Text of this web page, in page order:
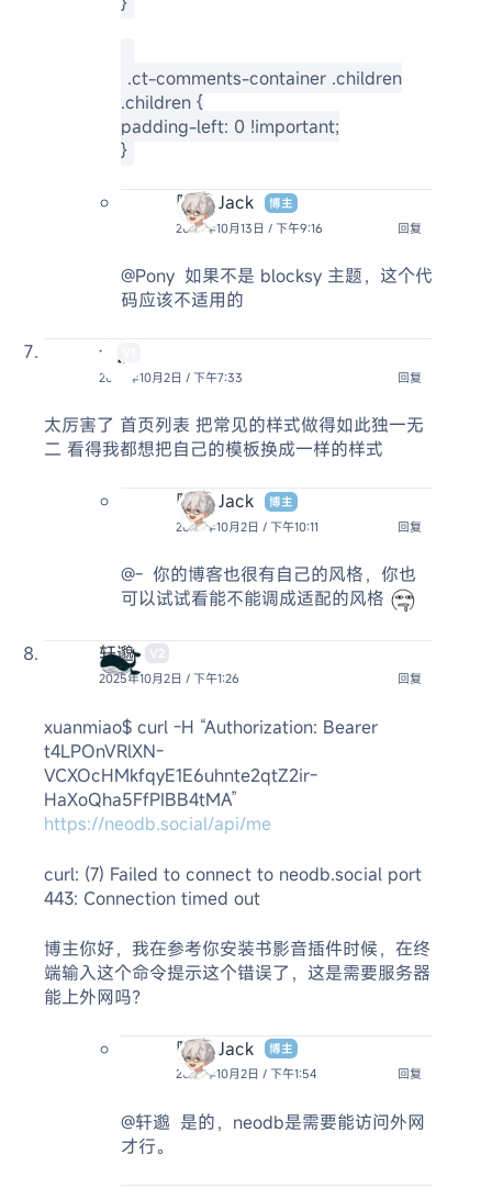
.ct-comments-container .children
.children {
padding-left: 0 !important;
}
阿杰 Jack
博主
2025年10月13日 / 下午9:16
回复
@Pony 如果不是 blocksy 主题，这个代
码应该不适用的
-
2025年10月2日 / 下午7:33
回复
太厉害了 首页列表 把常见的样式做得如此独一无
二 看得我都想把自己的模板换成一样的样式
阿杰 Jack
博主
2025年10月2日 / 下午10:11
回复
@- 你的博客也很有自己的风格，你也
可以试试看能不能调成适配的风格
轩邈
V2
2025年10月2日 / 下午1:26
回复
xuanmiao$ curl -H “Authorization: Bearer
t4LPOnVRlXN-
VCXOcHMkfqyE1E6uhnte2qtZ2ir-
HaXoQha5FfPIBB4tMA”
https://neodb.social/api/me
curl: (7) Failed to connect to neodb.social port
443: Connection timed out
博主你好，我在参考你安装书影音插件时候，在终
端输入这个命令提示这个错误了，这是需要服务器
能上外网吗？
阿杰 Jack
博主
2025年10月2日 / 下午1:54
回复
@轩邈 是的，neodb是需要能访问外网
才行。